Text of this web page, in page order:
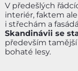
V předešlých
interiér, faktem
i střechám a
Skandinávii se
především
bohaté lesy.